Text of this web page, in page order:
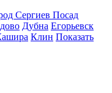
Сергиев Посад
Дубна Егорьевск
Клин Показать